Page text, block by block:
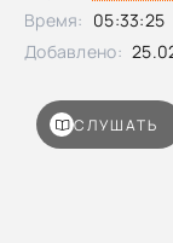
СЛУШАТЬ
Время: 05:33:25
Добавлено: